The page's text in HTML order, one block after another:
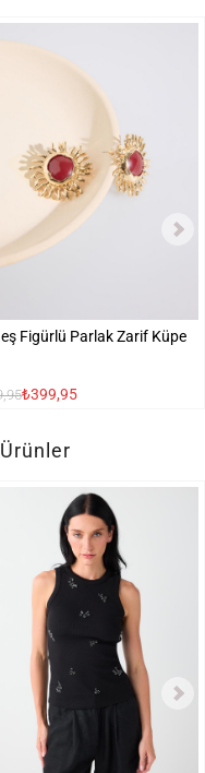
Figürlü Parlak Zarif Küpe
₺399,95